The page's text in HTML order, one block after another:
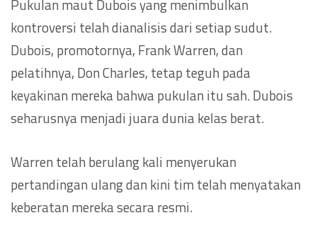
Pukulan maut Dubois yang menimbulkan
kontroversi telah dianalisis dari setiap sudut.
Dubois, promotornya, Frank Warren, dan
pelatihnya, Don Charles, tetap teguh pada
keyakinan mereka bahwa pukulan itu sah. Dubois
seharusnya menjadi juara dunia kelas berat.
Warren telah berulang kali menyerukan
pertandingan ulang dan kini tim telah menyatakan
keberatan mereka secara resmi.